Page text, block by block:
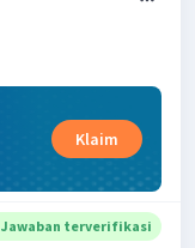
Klaim
Jawaban terverifikasi